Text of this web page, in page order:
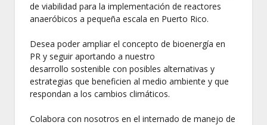
de viabilidad para la implementación de reactores
anaeróbicos a pequeña escala en Puerto Rico.
Desea poder ampliar el concepto de bioenergía en
PR y seguir aportando a nuestro
desarrollo sostenible con posibles alternativas y
estrategias que beneficien al medio ambiente y que
respondan a los cambios climáticos.
Colabora con nosotros en el internado de manejo de